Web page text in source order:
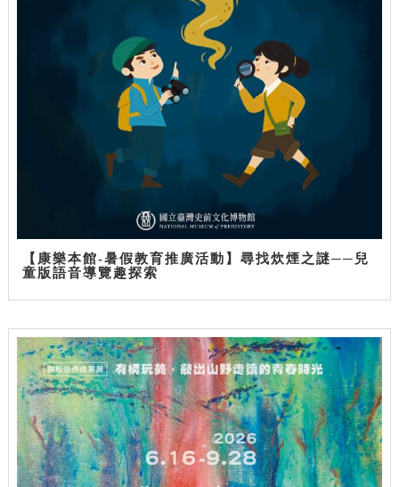
【康樂本館-暑假教育推廣活動】尋找炊煙之謎──兒
童版語音導覽趣探索